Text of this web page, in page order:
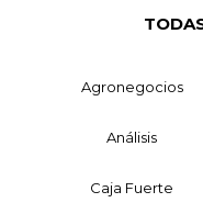
Agronegocios
Análisis
Caja Fuerte